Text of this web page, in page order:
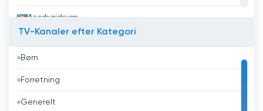
Aserbajdsjan
Bahrain
Bangladesh
Barbados
TV-Kanaler efter Kategori
Børn
Forretning
Generelt